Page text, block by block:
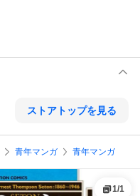
ストアトップを見る
青年マンガ 青年マンガ
1/1